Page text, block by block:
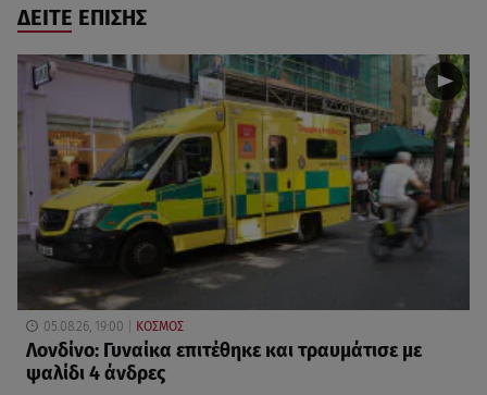
ΔΕΙΤΕ ΕΠΙΣΗΣ
05.08.26, 19:00 ΚΟΣΜΟΣ
Λονδίνο: Γυναίκα επιτέθηκε και τραυμάτισε με
ψαλίδι 4 άνδρες